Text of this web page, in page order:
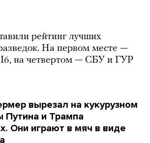
рейтинг лучших
На первом месте —
на четвертом — СБУ и ГУР
вырезал на кукурузном
Путина и Трампа
Они играют в мяч в виде